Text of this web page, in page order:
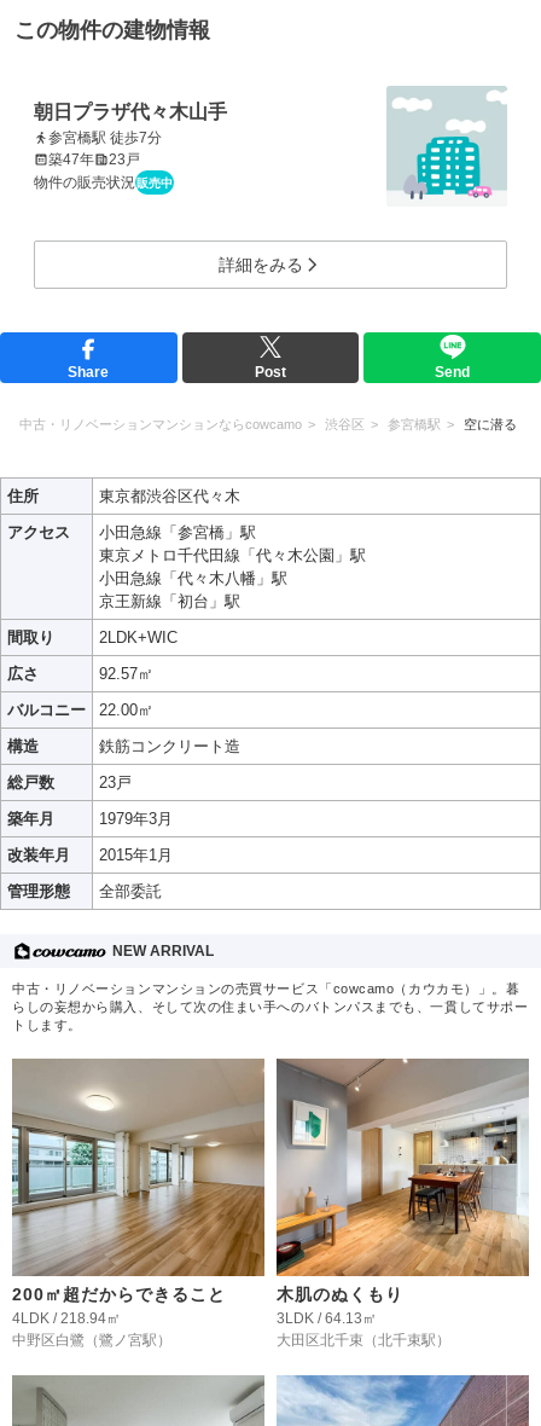
この物件の建物情報
朝日プラザ代々木山手
参宮橋駅 徒歩7分
築47年
23戸
物件の販売状況販売中
詳細をみる
Share Post Send
中古・リノベーションマンションならcowcamo 渋谷区 参宮橋駅 空に潜る
住所
東京都渋谷区代々木
アクセス
小田急線「参宮橋」駅
東京メトロ千代田線「代々木公園」駅
小田急線「代々木八幡」駅
京王新線「初台」駅
間取り
2LDK+WIC
広さ
92.57㎡
バルコニー
22.00㎡
構造
鉄筋コンクリート造
総戸数
23戸
築年月
1979年3月
改装年月
2015年1月
管理形態
全部委託
NEW ARRIVAL
中古・リノベーションマンションの売買サービス「cowcamo（カウカモ）」。暮
らしの妄想から購入、そして次の住まい手へのバトンパスまでも、一貫してサポー
トします。
200㎡超だからできること
4LDK / 218.94㎡
中野区白鷺 （鷺ノ宮駅）
木肌のぬくもり
3LDK / 64.13㎡
大田区北千束 （北千束駅）